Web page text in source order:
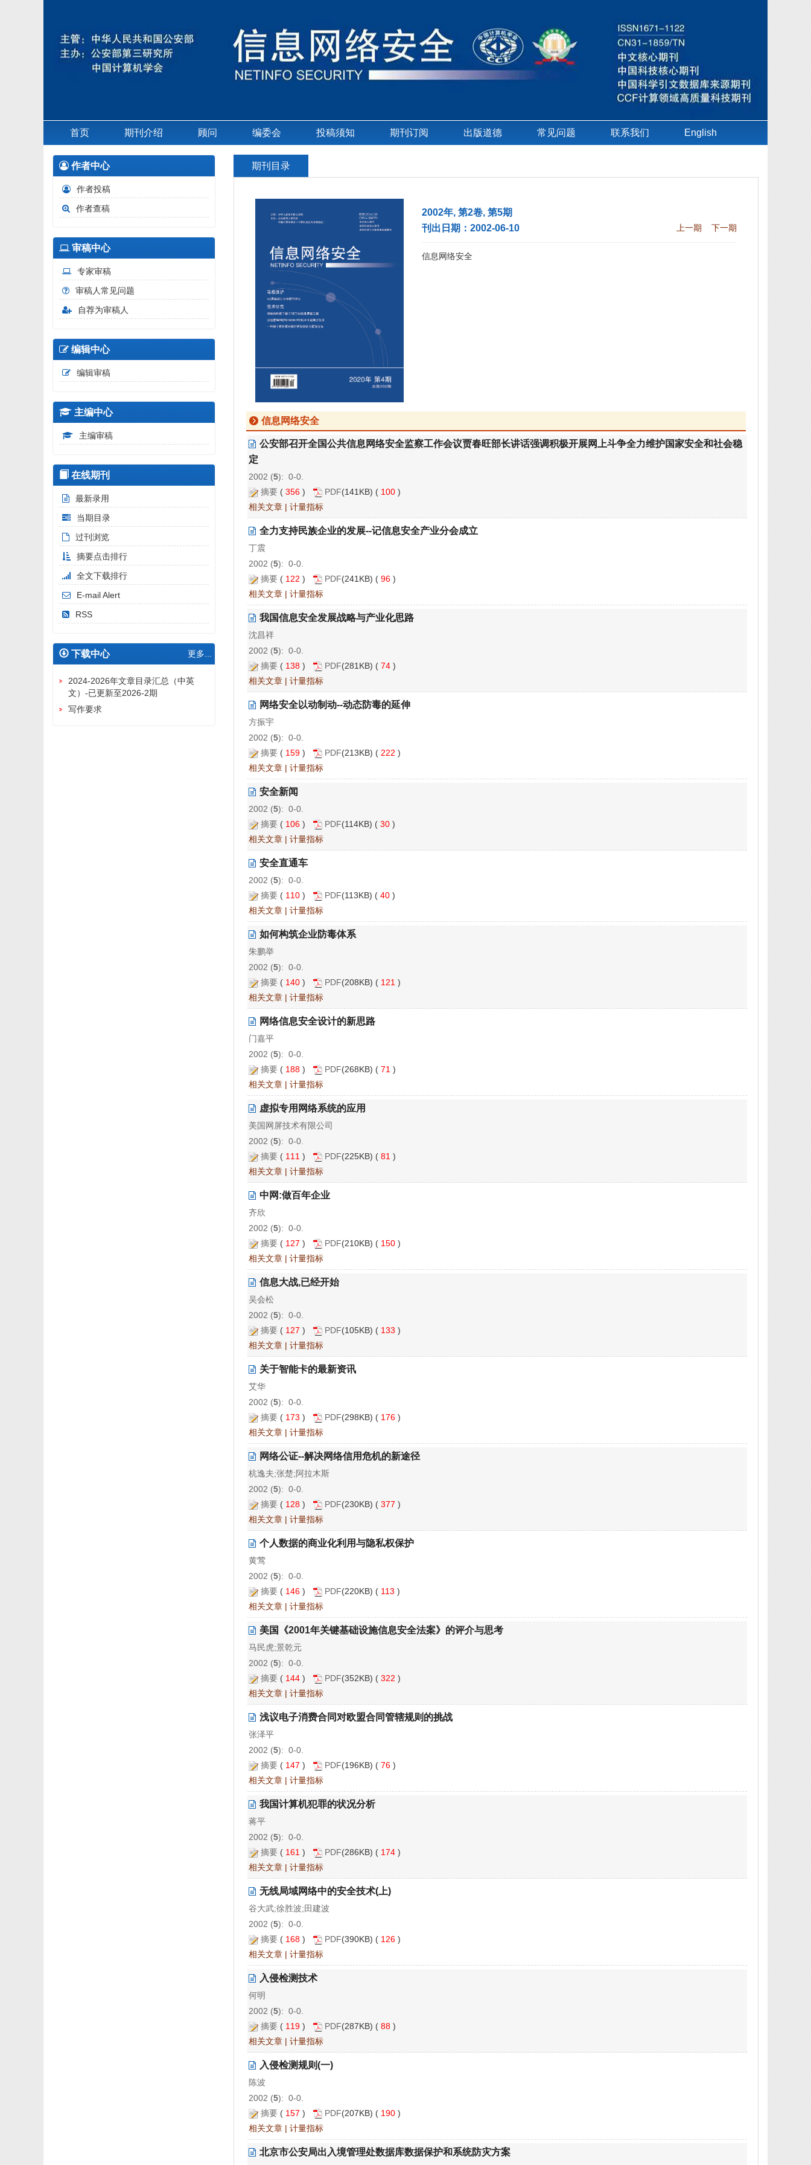
首页 期刊介绍 顾问 编委会 投稿须知 期刊订阅 出版道德 常见问题 联系我们 English
期刊目录
2002年, 第2卷, 第5期
刊出日期：2002-06-10
上一期 下一期
信息网络安全
信息网络安全
公安部召开全国公共信息网络安全监察工作会议贾春旺部长讲话强调积极开展网上斗争全力维护国家安全和社会稳
定
2002 (5): 0-0.
摘要 ( 356 ) PDF(141KB) ( 100 )
相关文章 | 计量指标
全力支持民族企业的发展--记信息安全产业分会成立
丁震
2002 (5): 0-0.
摘要 ( 122 ) PDF(241KB) ( 96 )
相关文章 | 计量指标
我国信息安全发展战略与产业化思路
沈昌祥
2002 (5): 0-0.
摘要 ( 138 ) PDF(281KB) ( 74 )
相关文章 | 计量指标
网络安全以动制动--动态防毒的延伸
方振宇
2002 (5): 0-0.
摘要 ( 159 ) PDF(213KB) ( 222 )
相关文章 | 计量指标
安全新闻
2002 (5): 0-0.
摘要 ( 106 ) PDF(114KB) ( 30 )
相关文章 | 计量指标
安全直通车
2002 (5): 0-0.
摘要 ( 110 ) PDF(113KB) ( 40 )
相关文章 | 计量指标
如何构筑企业防毒体系
朱鹏举
2002 (5): 0-0.
摘要 ( 140 ) PDF(208KB) ( 121 )
相关文章 | 计量指标
网络信息安全设计的新思路
门嘉平
2002 (5): 0-0.
摘要 ( 188 ) PDF(268KB) ( 71 )
相关文章 | 计量指标
虚拟专用网络系统的应用
美国网屏技术有限公司
2002 (5): 0-0.
摘要 ( 111 ) PDF(225KB) ( 81 )
相关文章 | 计量指标
中网:做百年企业
齐欣
2002 (5): 0-0.
摘要 ( 127 ) PDF(210KB) ( 150 )
相关文章 | 计量指标
信息大战,已经开始
吴会松
2002 (5): 0-0.
摘要 ( 127 ) PDF(105KB) ( 133 )
相关文章 | 计量指标
关于智能卡的最新资讯
艾华
2002 (5): 0-0.
摘要 ( 173 ) PDF(298KB) ( 176 )
相关文章 | 计量指标
网络公证--解决网络信用危机的新途径
杭逸夫;张楚;阿拉木斯
2002 (5): 0-0.
摘要 ( 128 ) PDF(230KB) ( 377 )
相关文章 | 计量指标
个人数据的商业化利用与隐私权保护
黄莺
2002 (5): 0-0.
摘要 ( 146 ) PDF(220KB) ( 113 )
相关文章 | 计量指标
美国《2001年关键基础设施信息安全法案》的评介与思考
马民虎;景乾元
2002 (5): 0-0.
摘要 ( 144 ) PDF(352KB) ( 322 )
相关文章 | 计量指标
浅议电子消费合同对欧盟合同管辖规则的挑战
张泽平
2002 (5): 0-0.
摘要 ( 147 ) PDF(196KB) ( 76 )
相关文章 | 计量指标
我国计算机犯罪的状况分析
蒋平
2002 (5): 0-0.
摘要 ( 161 ) PDF(286KB) ( 174 )
相关文章 | 计量指标
无线局域网络中的安全技术(上)
谷大武;徐胜波;田建波
2002 (5): 0-0.
摘要 ( 168 ) PDF(390KB) ( 126 )
相关文章 | 计量指标
入侵检测技术
何明
2002 (5): 0-0.
摘要 ( 119 ) PDF(287KB) ( 88 )
相关文章 | 计量指标
入侵检测规则(一)
陈波
2002 (5): 0-0.
摘要 ( 157 ) PDF(207KB) ( 190 )
相关文章 | 计量指标
北京市公安局出入境管理处数据库数据保护和系统防灾方案
作者中心
作者投稿
作者查稿
审稿中心
专家审稿
审稿人常见问题
自荐为审稿人
编辑中心
编辑审稿
主编中心
主编审稿
在线期刊
最新录用
当期目录
过刊浏览
摘要点击排行
全文下载排行
E-mail Alert
RSS
下载中心 更多...
2024-2026年文章目录汇总（中英
文）-已更新至2026-2期
写作要求